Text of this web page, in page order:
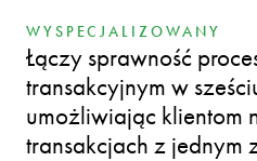
WYSPECJALIZOWANY
Łączy sprawność
transakcyjnym w
umożliwiając klientom
transakcjach z jednym